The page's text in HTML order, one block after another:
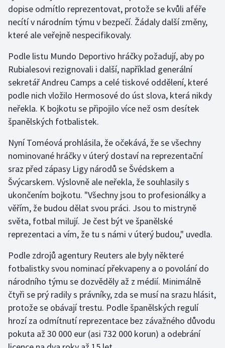
Lyže a snowboard
Moderní pětiboj
Olympijské hry
Parasport
Plážový volejbal
Ragby
Rychlobruslení
Rychlostní kanoistika
Short track
Sportovní střelba
Stolní tenis
Triatlon
dopise odmítlo reprezentovat, protože se kvůli aféře
necítí v národním týmu v bezpečí. Žádaly další změny,
které ale veřejně nespecifikovaly.
Podle listu Mundo Deportivo hráčky požadují, aby po
Rubialesovi rezignovali i další, například generální
sekretář Andreu Camps a celé tiskové oddělení, které
podle nich vložilo Hermosové do úst slova, která nikdy
neřekla. K bojkotu se připojilo více než osm desítek
španělských fotbalistek.
Nyní Toméová prohlásila, že očekává, že se všechny
nominované hráčky v úterý dostaví na reprezentační
sraz před zápasy Ligy národů se Švédskem a
Švýcarskem. Výslovně ale neřekla, že souhlasily s
ukončením bojkotu. "Všechny jsou to profesionálky a
věřím, že budou dělat svou práci. Jsou to mistryně
světa, fotbal milují. Je čest být ve španělské
reprezentaci a vím, že tu s námi v úterý budou," uvedla.
Podle zdrojů agentury Reuters ale byly některé
fotbalistky svou nominací překvapeny a o povolání do
národního týmu se dozvěděly až z médií. Minimálně
čtyři se prý radily s právníky, zda se musí na srazu hlásit,
protože se obávají trestu. Podle španělských regulí
hrozí za odmítnutí reprezentace bez závažného důvodu
pokuta až 30 000 eur (asi 732 000 korun) a odebrání